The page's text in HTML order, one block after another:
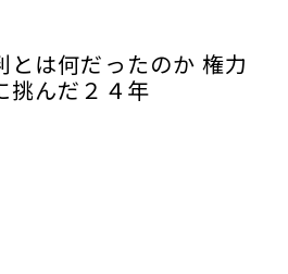
は何だったのか 権力
挑んだ２４年